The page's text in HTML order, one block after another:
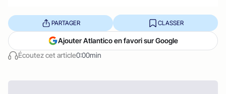
Écoutez cet article0:00min
PARTAGER CLASSER
Ajouter Atlantico en favori sur Google